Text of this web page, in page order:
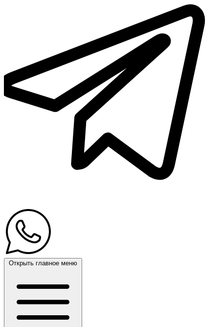
Открыть главное меню